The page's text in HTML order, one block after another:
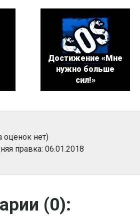
Достижение «Мне
нужно больше
сил!»
оценок нет)
правка: 06.01.2018
(0):